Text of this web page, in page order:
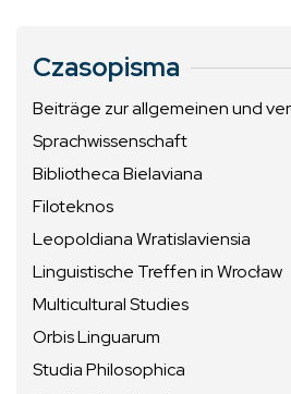
Czasopisma
Beiträge zur allgemeinen und
Sprachwissenschaft
Bibliotheca Bielaviana
Filoteknos
Leopoldiana Wratislaviensia
Linguistische Treffen in Wrocław
Multicultural Studies
Orbis Linguarum
Studia Philosophica